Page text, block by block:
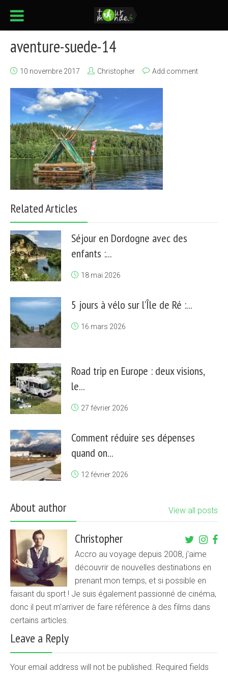
aventure-suede-14
10 novembre 2017 Christopher Add comment
Related Articles
Séjour en Dordogne avec des
enfants :...
18 mai 2026
5 jours à vélo sur l’Île de Ré :...
16 mars 2026
Road trip en Europe : deux visions,
le...
27 février 2026
Comment réduire ses dépenses
quand on...
12 février 2026
About author View all posts
Christopher
Accro au voyage depuis 2008, j'aime
découvrir de nouvelles destinations en
prenant mon temps, et si possible en
faisant du sport ! Je suis également passionné de cinéma,
donc il peut m'arriver de faire référence à des films dans
certains articles.
Leave a Reply
Your email address will not be published. Required fields